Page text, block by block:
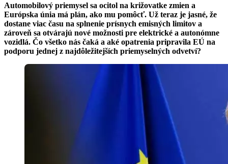
Automobilový priemysel sa ocitol na križovatke zmien a
Európska únia má plán, ako mu pomôcť. Už teraz je jasné, že
dostane viac času na splnenie prísnych emisných limitov a
zároveň sa otvárajú nové možnosti pre elektrické a autonómne
vozidlá. Čo všetko nás čaká a aké opatrenia pripravila EÚ na
podporu jednej z najdôležitejších priemyselných odvetví?